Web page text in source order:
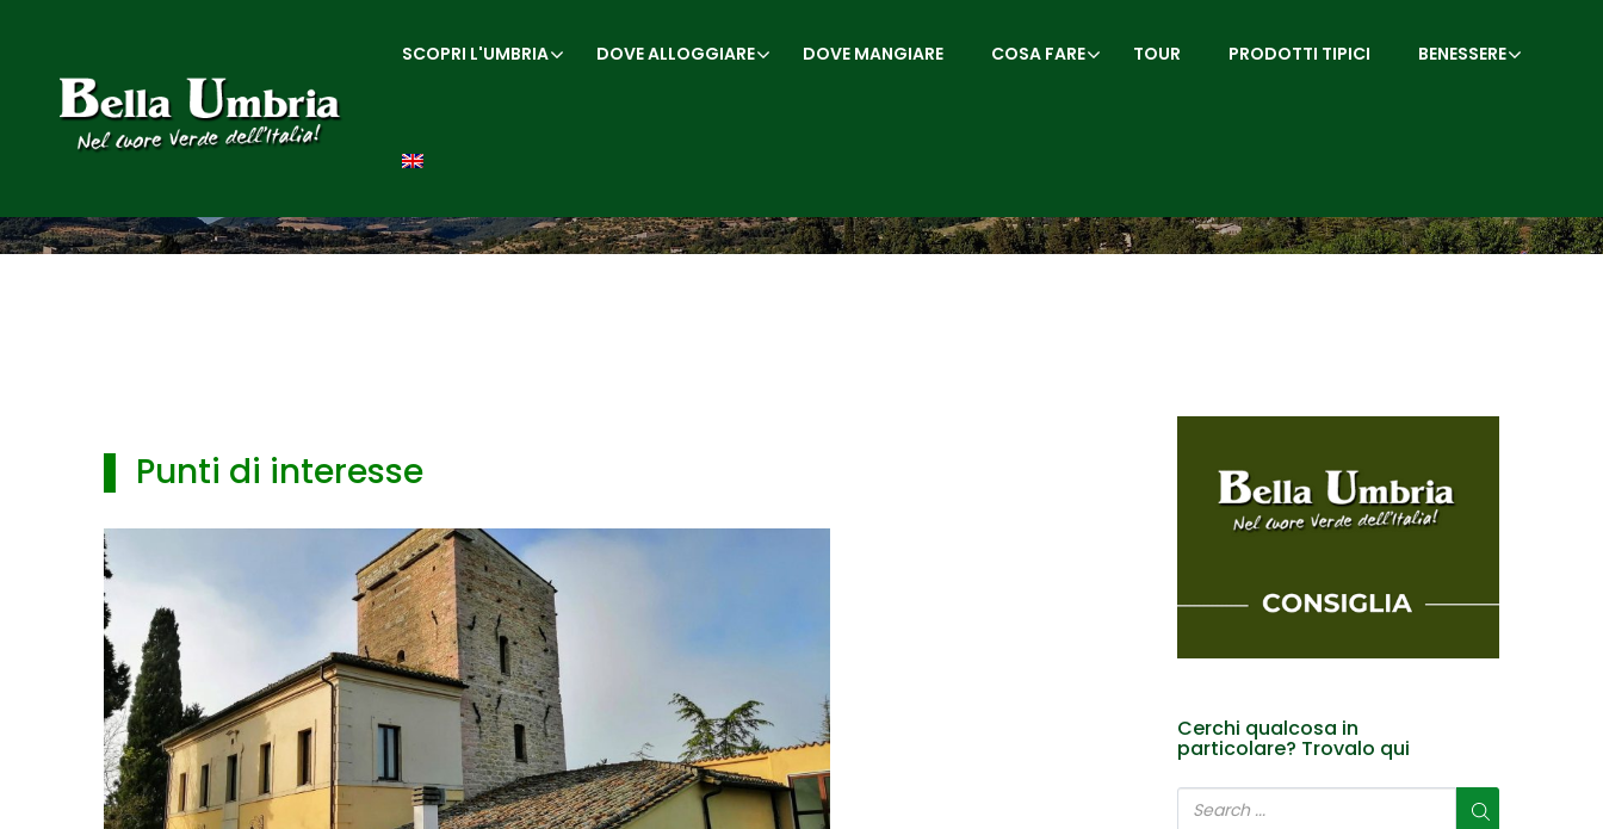
SCOPRI L'UMBRIA DOVE ALLOGGIARE DOVE MANGIARE COSA FARE TOUR PRODOTTI TIPICI BENESSERE
▌ Punti di interesse
Cerchi qualcosa in
particolare? Trovalo qui